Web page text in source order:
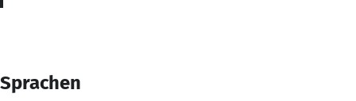
Sprachen